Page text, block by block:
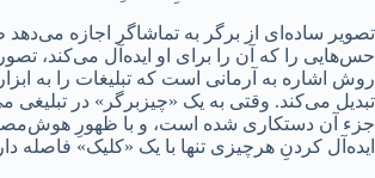
تصویر ساده‌ای از برگر به تماشاگر اجازه می‌دهد
حس‌هایی را که آن را برای او ایده‌آل می‌کند،
روش اشاره به آرمانی است که تبلیغات را به
تبدیل می‌کند. وقتی به یک «چیزبرگر» در تبلیغی
جزء آن دستکاری شده است، و با ظهورِ
ایده‌آل کردنِ هرچیزی تنها با یک «کلیک» فاصله